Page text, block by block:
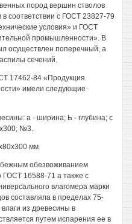
пород вершин стволов
соответствии с ГОСТ 23827-79
условия» и ГОСТ
промышленности». В
осуществлен поперечный, а
сечений.
17462-84 «Продукция
имели следующие
а - ширина; Ь - глубина; с
№3.
мм
обезвоживанием
16588-71 а также с
влагомера марки
составляла в пределах 75-
из древесины в
путем испарения ее в